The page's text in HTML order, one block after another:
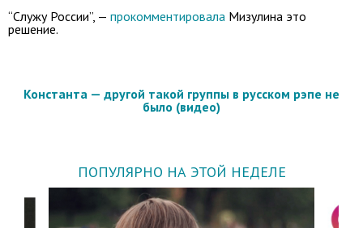
“Служу России”, — прокомментировала Мизулина это
решение.
Константа — другой такой группы в русском рэпе не
было (видео)
ПОПУЛЯРНО НА ЭТОЙ НЕДЕЛЕ